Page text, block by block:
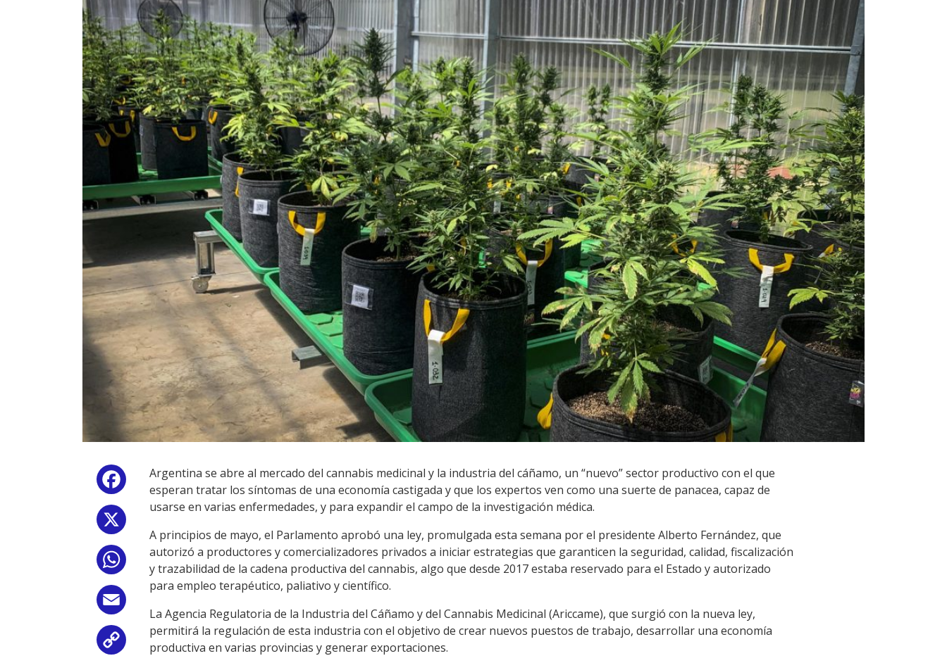
Facebook
WhatsApp
Copy
Argentina se abre al mercado del cannabis medicinal y la industria del cáñamo, un “nuevo” sector productivo con el que
esperan tratar los síntomas de una economía castigada y que los expertos ven como una suerte de panacea, capaz de
usarse en varias enfermedades, y para expandir el campo de la investigación médica.
A principios de mayo, el Parlamento aprobó una ley, promulgada esta semana por el presidente Alberto Fernández, que
autorizó a productores y comercializadores privados a iniciar estrategias que garanticen la seguridad, calidad, fiscalización
y trazabilidad de la cadena productiva del cannabis, algo que desde 2017 estaba reservado para el Estado y autorizado
para empleo terapéutico, paliativo y científico.
La Agencia Regulatoria de la Industria del Cáñamo y del Cannabis Medicinal (Ariccame), que surgió con la nueva ley,
permitirá la regulación de esta industria con el objetivo de crear nuevos puestos de trabajo, desarrollar una economía
productiva en varias provincias y generar exportaciones.